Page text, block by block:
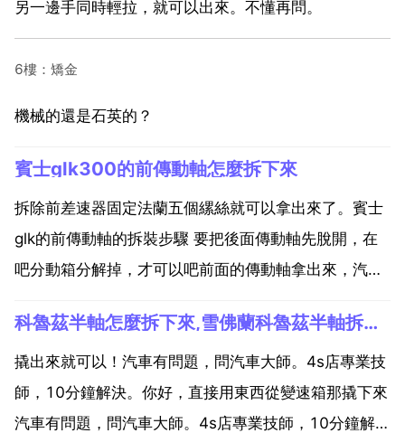
另一邊手同時輕拉，就可以出來。不懂再問。
6樓：矯金
機械的還是石英的？
賓士glk300的前傳動軸怎麼拆下來
拆除前差速器固定法蘭五個縲絲就可以拿出來了。賓士
glk的前傳動軸的拆裝步驟 要把後面傳動軸先脫開，在
吧分動箱分解掉，才可以吧前面的傳動軸拿出來，汽車
好把加力箱拆開從後面，要不油封愛漏油。汽車有問
題，問汽車大師。4s店專業技師，10分鐘解決。您好需
要...
科魯茲半軸怎麼拆下來,雪佛蘭科魯茲半軸拆裝過程是怎樣的？
撬出來就可以！汽車有問題，問汽車大師。4s店專業技
師，10分鐘解決。你好，直接用東西從變速箱那撬下來
汽車有問題，問汽車大師。4s店專業技師，10分鐘解